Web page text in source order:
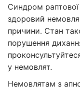
Синдром раптової
здоровий
причини. Стан
порушення
у немовлят.
Немовлятам з